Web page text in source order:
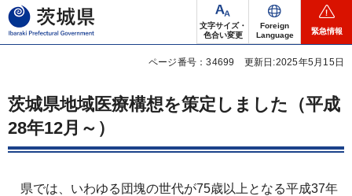
茨城県
文字サイズ・
色合い変更
Foreign
Language
緊急情報
ページ番号：34699 更新日:2025年5月15日
茨城県地域医療構想を策定しました（平成
28年12月～）
県では、いわゆる団塊の世代が75歳以上となる平成37年